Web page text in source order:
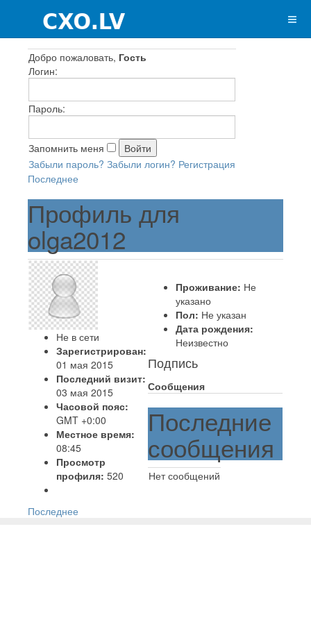
Добро пожаловать, Гость
Логин:
Пароль:
Запомнить меня
Забыли пароль? Забыли логин? Регистрация
Последнее
Профиль для
olga2012
Не в сети
Зарегистрирован:
01 мая 2015
Последний визит:
03 мая 2015
Часовой пояс:
GMT +0:00
Местное время:
08:45
Просмотр
профиля: 520
Проживание: Не
указано
Пол: Не указан
Дата рождения:
Неизвестно
Подпись
Сообщения
Последние
сообщения
Нет сообщений
Последнее